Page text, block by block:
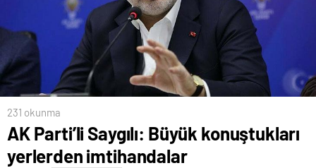
231 okunma
AK Parti’li Saygılı: Büyük konuştukları
yerlerden imtihandalar